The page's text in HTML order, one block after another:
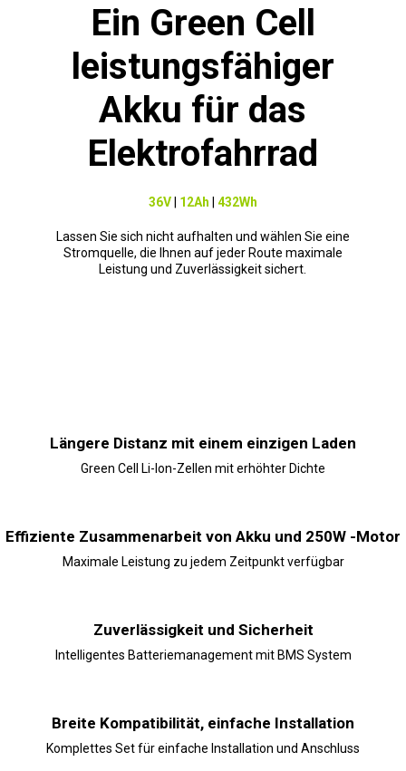
Ein Green Cell
leistungsfähiger
Akku für das
Elektrofahrrad
36V| 12Ah 432Wh
Lassen Sie sich nicht aufhalten und wählen Sie eine
Stromquelle, die Ihnen auf jeder Route maximale
Leistung und Zuverlässigkeit sichert.
Längere Distanz mit einem einzigen Laden
Green Cell Li-Ion-Zellen mit erhöhter Dichte
Effiziente Zusammenarbeit von Akku und 250W -Motor
Maximale Leistung zu jedem Zeitpunkt verfügbar
Zuverlässigkeit und Sicherheit
Intelligentes Batteriemanagement mit BMS System
Breite Kompatibilität, einfache Installation
Komplettes Set für einfache Installation und Anschluss